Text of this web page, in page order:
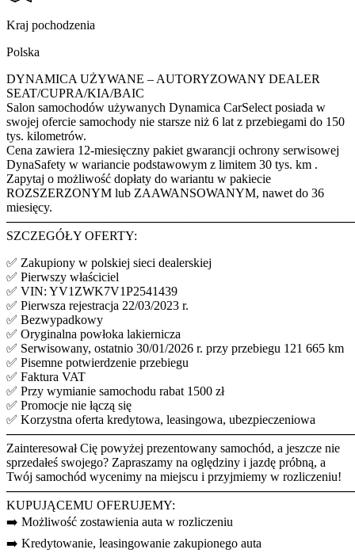
Kraj pochodzenia
Polska
DYNAMICA UŻYWANE – AUTORYZOWANY DEALER
SEAT/CUPRA/KIA/BAIC
Salon samochodów używanych Dynamica CarSelect posiada w
swojej ofercie samochody nie starsze niż 6 lat z przebiegami do 150
tys. kilometrów.
Cena zawiera 12-miesięczny pakiet gwarancji ochrony serwisowej
DynaSafety w wariancie podstawowym z limitem 30 tys. km .
Zapytaj o możliwość dopłaty do wariantu w pakiecie
ROZSZERZONYM lub ZAAWANSOWANYM, nawet do 36
miesięcy.
SZCZEGÓŁY OFERTY:
✅ Zakupiony w polskiej sieci dealerskiej
✅ Pierwszy właściciel
✅ VIN: YV1ZWK7V1P2541439
✅ Pierwsza rejestracja 22/03/2023 r.
✅ Bezwypadkowy
✅ Oryginalna powłoka lakiernicza
✅ Serwisowany, ostatnio 30/01/2026 r. przy przebiegu 121 665 km
✅ Pisemne potwierdzenie przebiegu
✅ Faktura VAT
✅ Przy wymianie samochodu rabat 1500 zł
✅ Promocje nie łączą się
✅ Korzystna oferta kredytowa, leasingowa, ubezpieczeniowa
Zainteresował Cię powyżej prezentowany samochód, a jeszcze nie
sprzedałeś swojego? Zapraszamy na oględziny i jazdę próbną, a
Twój samochód wycenimy na miejscu i przyjmiemy w rozliczeniu!
KUPUJĄCEMU OFERUJEMY:
➡️ Możliwość zostawienia auta w rozliczeniu
➡️ Kredytowanie, leasingowanie zakupionego auta